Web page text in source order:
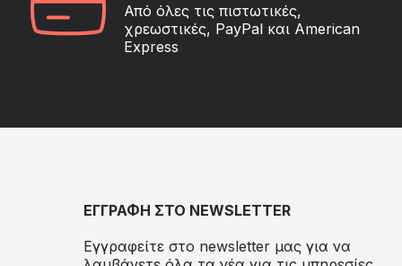
Από όλες τις πιστωτικές,
χρεωστικές, PayPal και American
Express
ΕΓΓΡΑΦΗ ΣΤΟ NEWSLETTER
Εγγραφείτε στο newsletter μας για να